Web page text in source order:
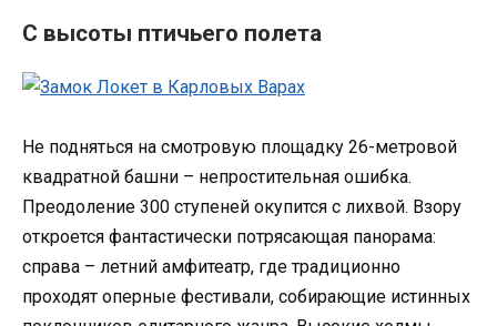
С высоты птичьего полета
Не подняться на смотровую площадку 26-метровой
квадратной башни – непростительная ошибка.
Преодоление 300 ступеней окупится с лихвой. Взору
откроется фантастически потрясающая панорама:
справа – летний амфитеатр, где традиционно
проходят оперные фестивали, собирающие истинных